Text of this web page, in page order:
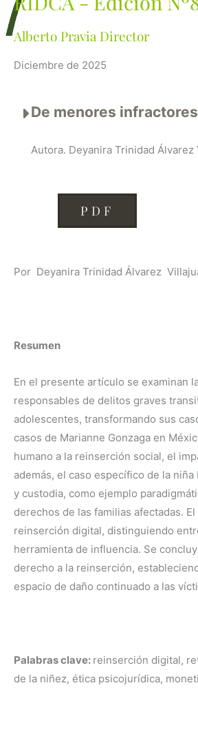
Alberto Pravia Director
Diciembre de 2025
De menores
Autora. Deyanira Trinidad Álvarez
PDF
Por Deyanira Trinidad Álvarez
Resumen
En el presente artículo se examinan
responsables de delitos graves
adolescentes, transformando sus
casos de Marianne Gonzaga en
humano a la reinserción social, el
además, el caso específico de la
y custodia, como ejemplo
derechos de las familias afectadas.
reinserción digital, distinguiendo
herramienta de influencia. Se
derecho a la reinserción,
espacio de daño continuado a las
Palabras clave: reinserción digital,
de la niñez, ética psicojurídica,